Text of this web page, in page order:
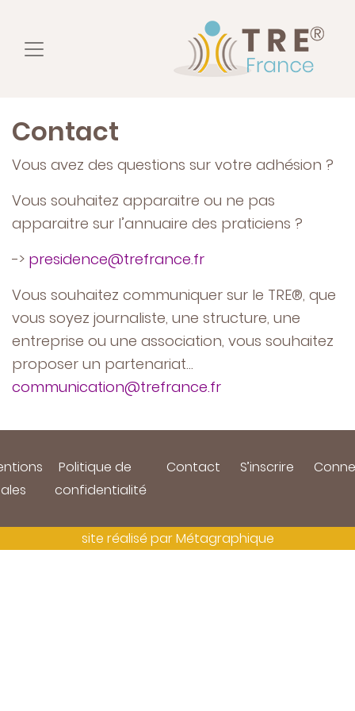
Contact
Vous avez des questions sur votre adhésion ?
Vous souhaitez apparaitre ou ne pas
apparaitre sur l’annuaire des praticiens ?
-> presidence@trefrance.fr
Vous souhaitez communiquer sur le TRE®, que
vous soyez journaliste, une structure, une
entreprise ou une association, vous souhaitez
proposer un partenariat…
communication@trefrance.fr
Politique de
confidentialité
Contact S’inscrire
site réalisé parMétagraphique